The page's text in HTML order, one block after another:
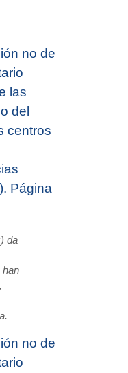
no de
las
del
centros
Página
da
han
no de